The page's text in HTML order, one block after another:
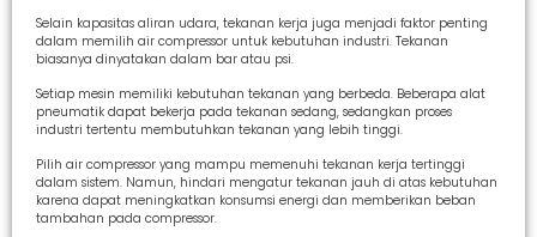
Selain kapasitas aliran udara, tekanan kerja juga menjadi faktor penting
dalam memilih air compressor untuk kebutuhan industri. Tekanan
biasanya dinyatakan dalam bar atau psi.
Setiap mesin memiliki kebutuhan tekanan yang berbeda. Beberapa alat
pneumatik dapat bekerja pada tekanan sedang, sedangkan proses
industri tertentu membutuhkan tekanan yang lebih tinggi.
Pilih air compressor yang mampu memenuhi tekanan kerja tertinggi
dalam sistem. Namun, hindari mengatur tekanan jauh di atas kebutuhan
karena dapat meningkatkan konsumsi energi dan memberikan beban
tambahan pada compressor.